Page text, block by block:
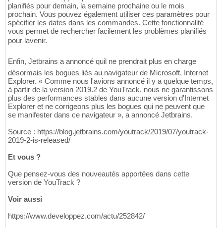
planifiés pour demain, la semaine prochaine ou le mois
prochain. Vous pouvez également utiliser ces paramètres pour
spécifier les dates dans les commandes. Cette fonctionnalité
vous permet de rechercher facilement les problèmes planifiés
pour lavenir.
Enfin, Jetbrains a annoncé quil ne prendrait plus en charge
désormais les bogues liés au navigateur de Microsoft, Internet
Explorer. « Comme nous l'avions annoncé il y a quelque temps,
à partir de la version 2019.2 de YouTrack, nous ne garantissons
plus des performances stables dans aucune version d'Internet
Explorer et ne corrigeons plus les bogues qui ne peuvent que
se manifester dans ce navigateur », a annoncé Jetbrains.
Source : https://blog.jetbrains.com/youtrack/2019/07/youtrack-
2019-2-is-released/
Et vous ?
Que pensez-vous des nouveautés apportées dans cette
version de YouTrack ?
Voir aussi
https://www.developpez.com/actu/252842/